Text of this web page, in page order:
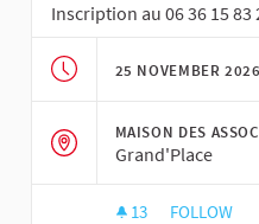
Inscription au 06 36 15 83
25 NOVEMBER 2026
MAISON DES
Grand'Place
13 13
FOLLOW